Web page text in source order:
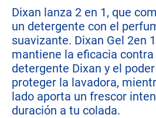
Dixan lanza 2 en 1, que
un detergente con el
suavizante. Dixan Gel 2en
mantiene la eficacia
detergente Dixan y el
proteger la lavadora,
lado aporta un frescor
duración a tu colada.